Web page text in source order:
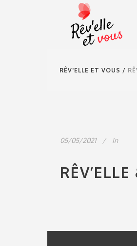
RÊV'ELLE ET VOUS /
05/05/2021 In